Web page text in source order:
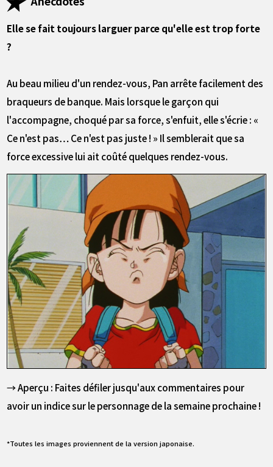
Elle se fait toujours larguer parce qu'elle est trop forte
?
Au beau milieu d'un rendez-vous, Pan arrête facilement des
braqueurs de banque. Mais lorsque le garçon qui
l'accompagne, choqué par sa force, s'enfuit, elle s'écrie : «
Ce n'est pas… Ce n'est pas juste ! » Il semblerait que sa
force excessive lui ait coûté quelques rendez-vous.
→ Aperçu : Faites défiler jusqu'aux commentaires pour
avoir un indice sur le personnage de la semaine prochaine !
*Toutes les images proviennent de la version japonaise.